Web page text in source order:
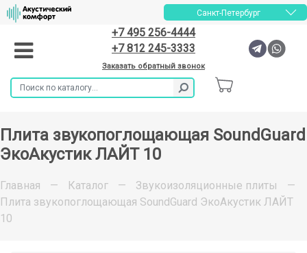
Санкт-Петербург
+7 495 256-4444
+7 812 245-3333
Заказать обратный звонок
Плита звукопоглощающая SoundGuard
ЭкоАкустик ЛАЙТ 10
Главная — Каталог — Звукоизоляционные плиты
—
Плита звукопоглощающая SoundGuard ЭкоАкустик ЛАЙТ
10